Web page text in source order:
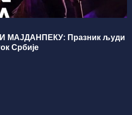
МАЈДАНПЕКУ: Празник људи
Србије